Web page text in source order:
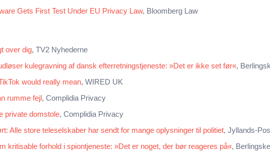
Gets First Test Under EU Privacy Law, Bloomberg Law
over dig, TV2 Nyhederne
kulegravning af dansk efterretningstjeneste: »Det er ikke set før«,
would really mean, WIRED UK
rumme fejl, Complidia Privacy
private domstole, Complidia Privacy
Alle store teleselskaber har sendt for mange oplysninger til politiet, Jyllands-
kritisable forhold i spiontjeneste: »Det er noget, der bør reageres på«, Berlingske